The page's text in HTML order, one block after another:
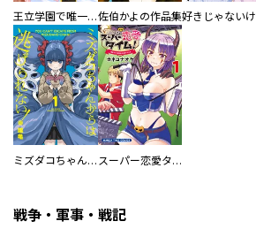
王立学園で唯一魔法が使えない庶民仲間のはずですよね～実は王子様で私を溺愛しているなんて告白はやめてください～佐伯かよの作品集
ミズダコちゃんからは逃げられない！ スーパー恋愛タイム！～現場でドＳな彼女は自宅でデレる～
戦争・軍事・戦記